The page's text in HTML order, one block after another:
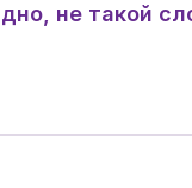
не такой